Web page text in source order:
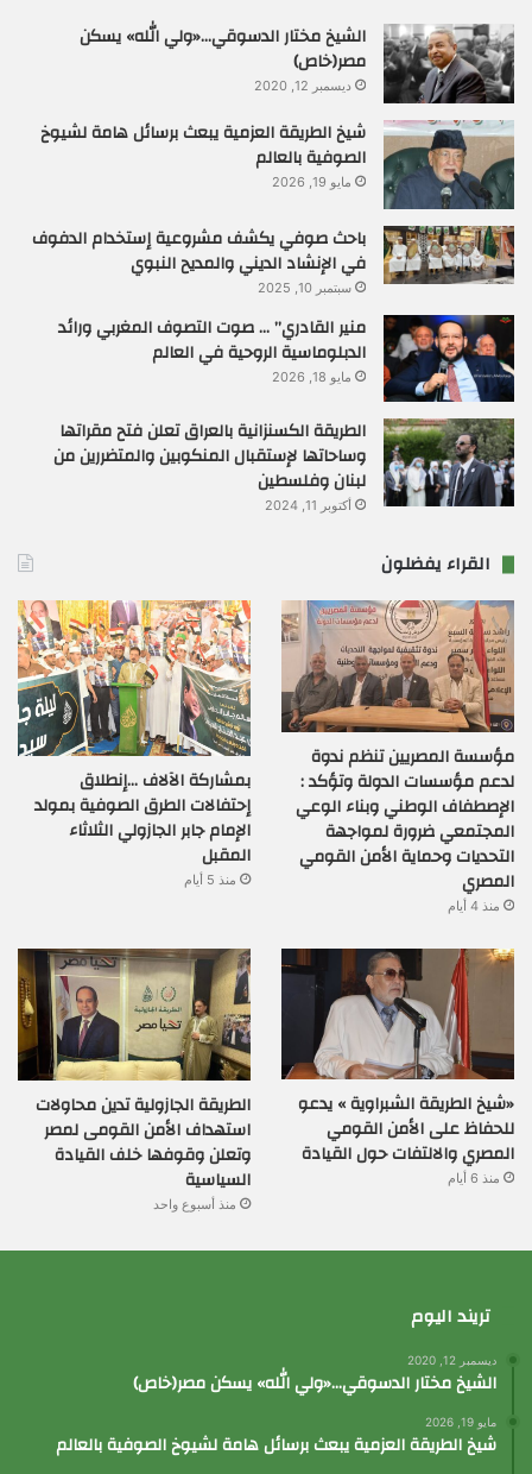
الشيخ مختار الدسوقي…«ولي الله» يسكن
مصر(خاص)
ديسمبر 12, 2020
شيخ الطريقة العزمية يبعث برسائل هامة لشيوخ
الصوفية بالعالم
مايو 19, 2026
باحث صوفي يكشف مشروعية إستخدام الدفوف
في الإنشاد الديني والمديح النبوي
سبتمبر 10, 2025
منير القادري” … صوت التصوف المغربي ورائد
الدبلوماسية الروحية في العالم
مايو 18, 2026
الطريقة الكسنزانية بالعراق تعلن فتح مقراتها
وساحاتها لإستقبال المنكوبين والمتضررين من
لبنان وفلسطين
أكتوبر 11, 2024
القراء يفضلون
مؤسسة المصريين تنظم ندوة
لدعم مؤسسات الدولة وتؤكد :
الإصطفاف الوطني وبناء الوعي
المجتمعي ضرورة لمواجهة
التحديات وحماية الأمن القومي
المصري
منذ 4 أيام
بمشاركة الآلاف …إنطلاق
إحتفالات الطرق الصوفية بمولد
الإمام جابر الجازولي الثلاثاء
المقبل
منذ 5 أيام
«شيخ الطريقة الشبراوية » يدعو
للحفاظ على الأمن القومي
المصري والالتفات حول القيادة
منذ 6 أيام
الطريقة الجازولية تدين محاولات
استهداف الأمن القومى لمصر
وتعلن وقوفها خلف القيادة
السياسية
منذ أسبوع واحد
تريند اليوم
ديسمبر 12, 2020
الشيخ مختار الدسوقي…«ولي الله» يسكن مصر(خاص)
مايو 19, 2026
شيخ الطريقة العزمية يبعث برسائل هامة لشيوخ الصوفية بالعالم